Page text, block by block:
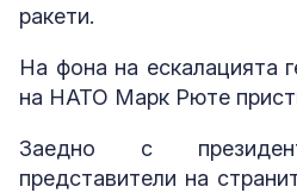
ракети.
На фона на ескалацията
на НАТО Марк Рюте
Заедно с
представители на